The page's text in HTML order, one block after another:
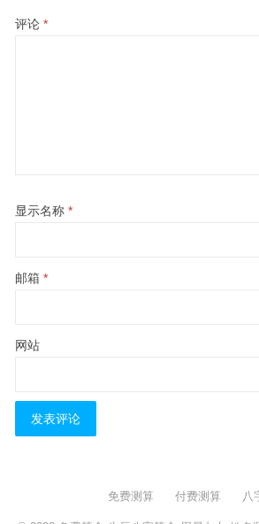
评论 *
显示名称 *
邮箱 *
网站
免费测算 付费测算 八